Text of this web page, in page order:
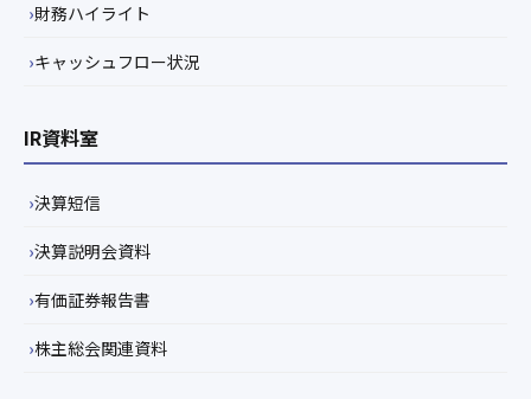
財務ハイライト
キャッシュフロー状況
IR資料室
決算短信
決算説明会資料
有価証券報告書
株主総会関連資料